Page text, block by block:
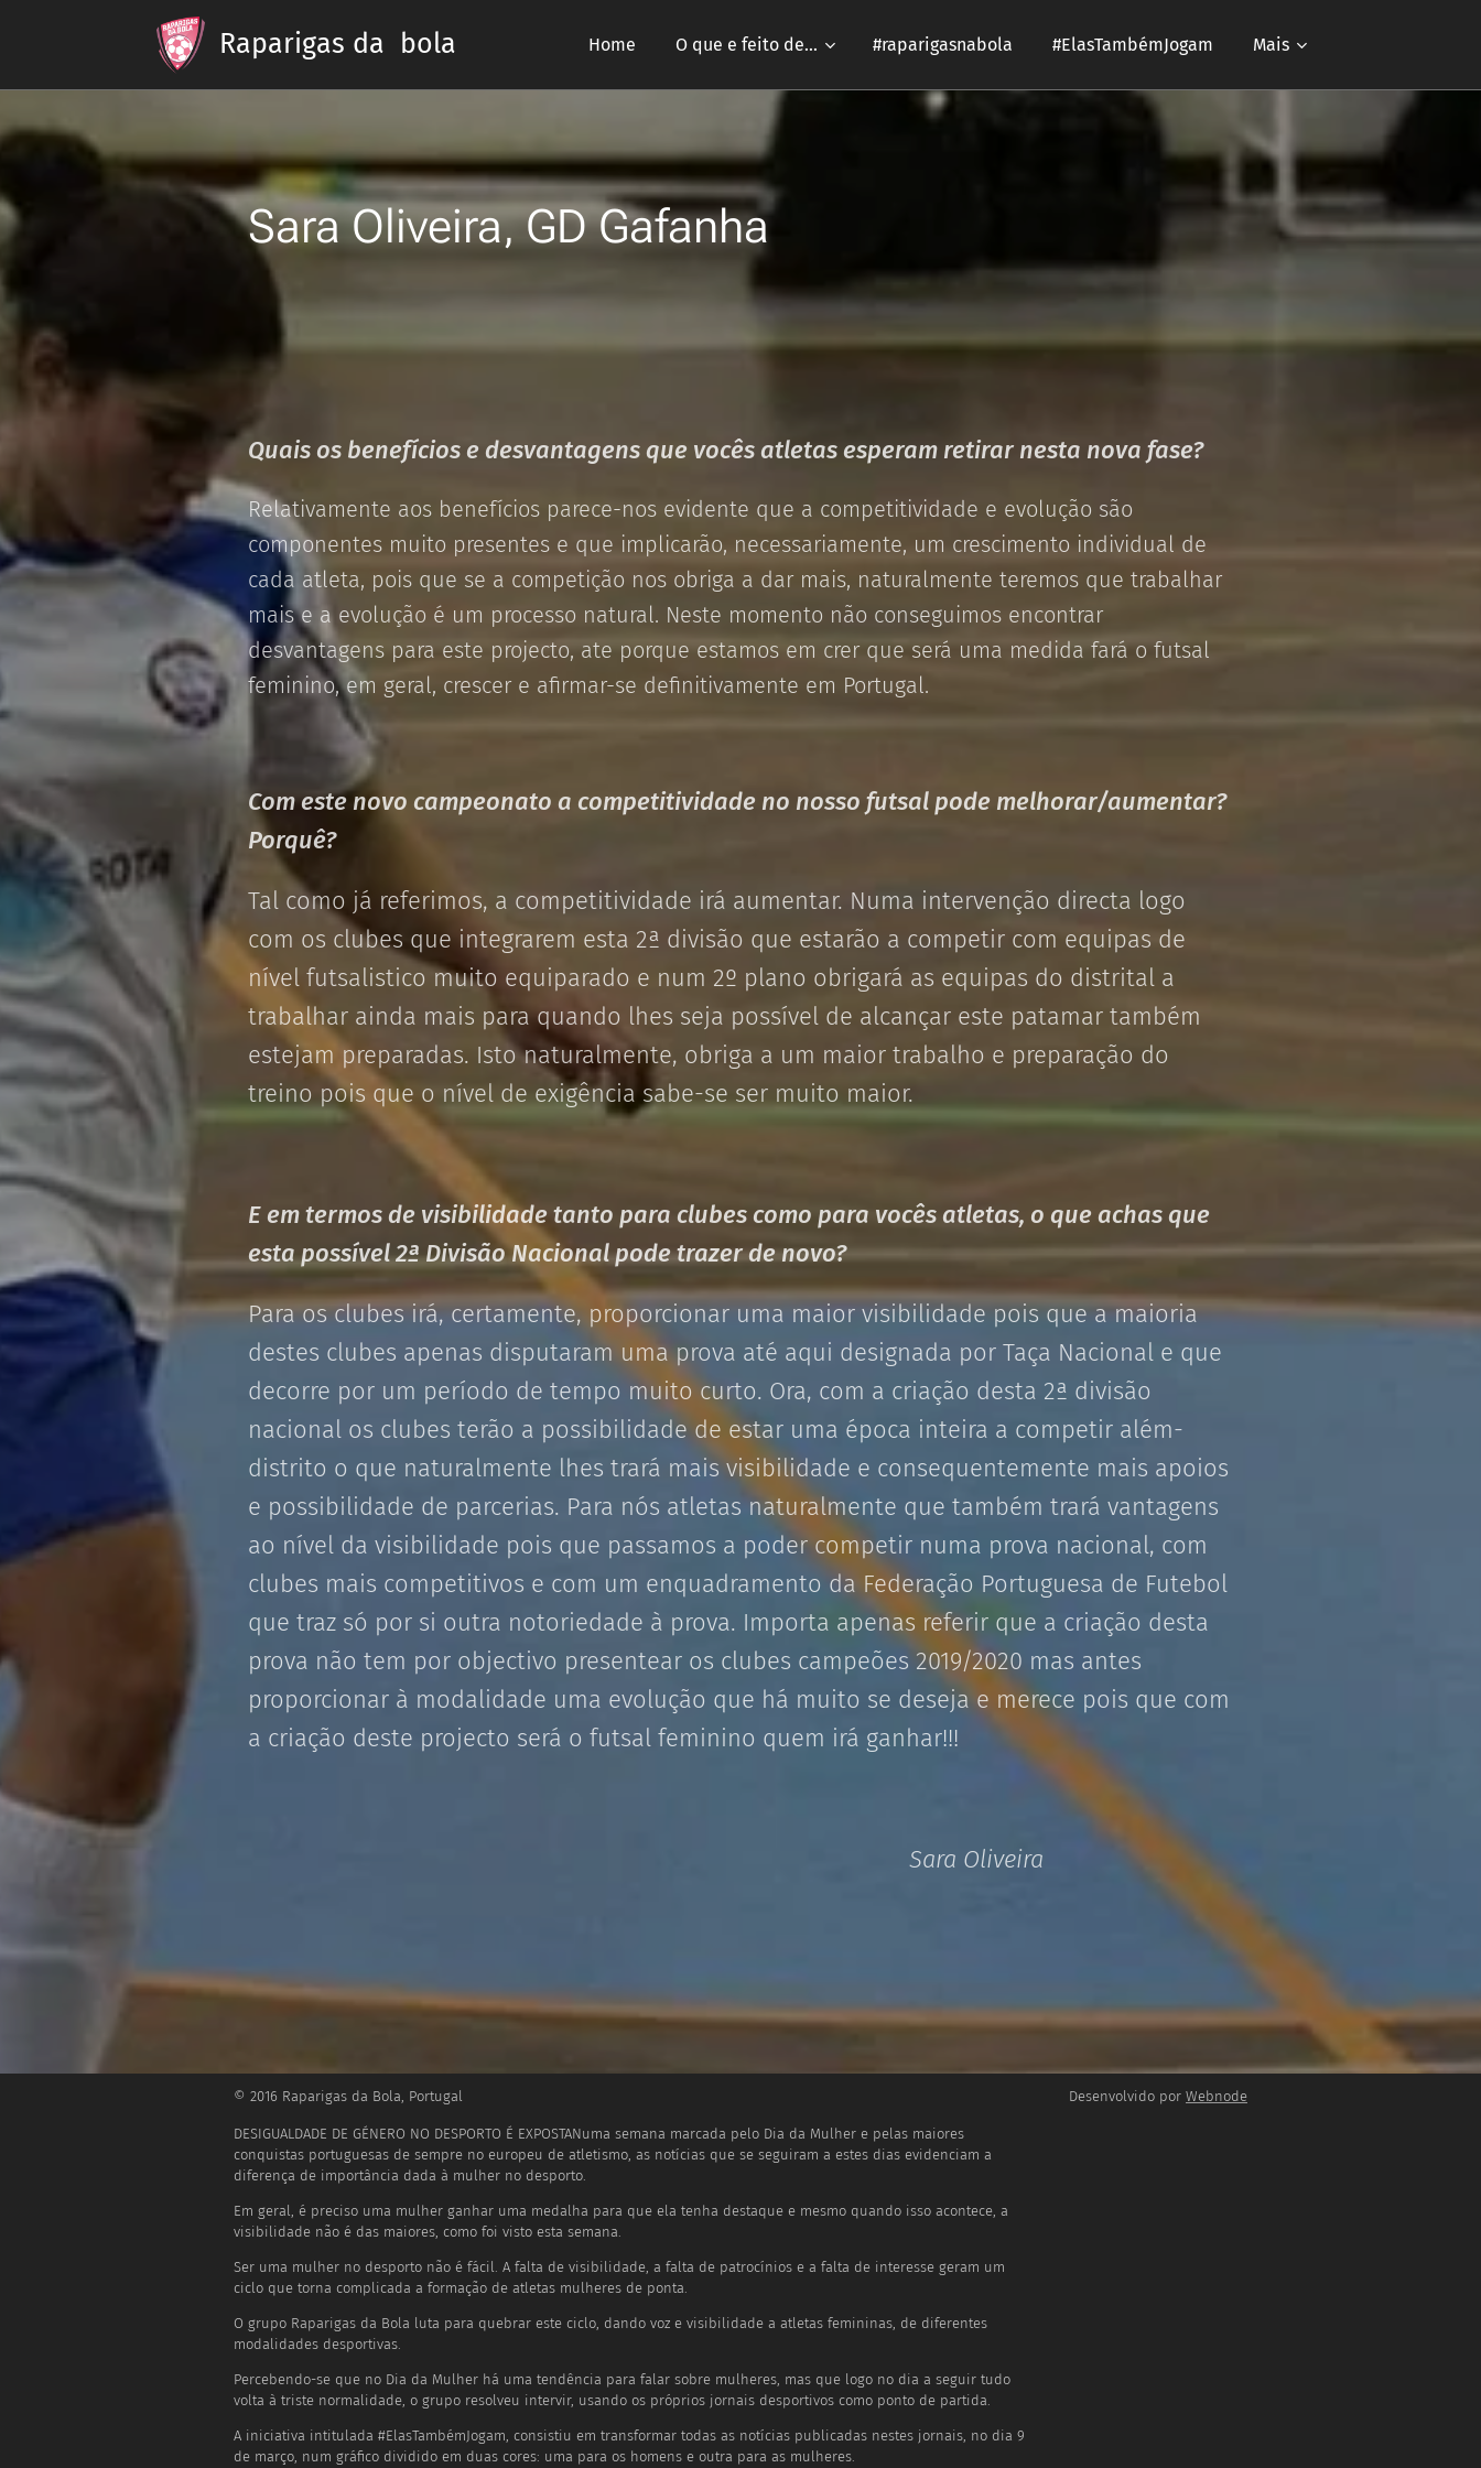
Raparigas da bola Home O que e feito de... #raparigasnabola #ElasTambémJogam Mais
Sara Oliveira, GD Gafanha
Quais os benefícios e desvantagens que vocês atletas esperam retirar nesta nova fase?
Relativamente aos benefícios parece-nos evidente que a competitividade e evolução são
componentes muito presentes e que implicarão, necessariamente, um crescimento individual de
cada atleta, pois que se a competição nos obriga a dar mais, naturalmente teremos que trabalhar
mais e a evolução é um processo natural. Neste momento não conseguimos encontrar
desvantagens para este projecto, ate porque estamos em crer que será uma medida fará o futsal
feminino, em geral, crescer e afirmar-se definitivamente em Portugal.
Com este novo campeonato a competitividade no nosso futsal pode melhorar/aumentar?
Porquê?
Tal como já referimos, a competitividade irá aumentar. Numa intervenção directa logo
com os clubes que integrarem esta 2ª divisão que estarão a competir com equipas de
nível futsalistico muito equiparado e num 2º plano obrigará as equipas do distrital a
trabalhar ainda mais para quando lhes seja possível de alcançar este patamar também
estejam preparadas. Isto naturalmente, obriga a um maior trabalho e preparação do
treino pois que o nível de exigência sabe-se ser muito maior.
E em termos de visibilidade tanto para clubes como para vocês atletas, o que achas que
esta possível 2ª Divisão Nacional pode trazer de novo?
Para os clubes irá, certamente, proporcionar uma maior visibilidade pois que a maioria
destes clubes apenas disputaram uma prova até aqui designada por Taça Nacional e que
decorre por um período de tempo muito curto. Ora, com a criação desta 2ª divisão
nacional os clubes terão a possibilidade de estar uma época inteira a competir além-
distrito o que naturalmente lhes trará mais visibilidade e consequentemente mais apoios
e possibilidade de parcerias. Para nós atletas naturalmente que também trará vantagens
ao nível da visibilidade pois que passamos a poder competir numa prova nacional, com
clubes mais competitivos e com um enquadramento da Federação Portuguesa de Futebol
que traz só por si outra notoriedade à prova. Importa apenas referir que a criação desta
prova não tem por objectivo presentear os clubes campeões 2019/2020 mas antes
proporcionar à modalidade uma evolução que há muito se deseja e merece pois que com
a criação deste projecto será o futsal feminino quem irá ganhar!!!
Sara Oliveira
© 2016 Raparigas da Bola, Portugal
DESIGUALDADE DE GÉNERO NO DESPORTO É EXPOSTANuma semana marcada pelo Dia da Mulher e pelas maiores
conquistas portuguesas de sempre no europeu de atletismo, as notícias que se seguiram a estes dias evidenciam a
diferença de importância dada à mulher no desporto.
Em geral, é preciso uma mulher ganhar uma medalha para que ela tenha destaque e mesmo quando isso acontece, a
visibilidade não é das maiores, como foi visto esta semana.
Ser uma mulher no desporto não é fácil. A falta de visibilidade, a falta de patrocínios e a falta de interesse geram um
ciclo que torna complicada a formação de atletas mulheres de ponta.
O grupo Raparigas da Bola luta para quebrar este ciclo, dando voz e visibilidade a atletas femininas, de diferentes
modalidades desportivas.
Percebendo-se que no Dia da Mulher há uma tendência para falar sobre mulheres, mas que logo no dia a seguir tudo
volta à triste normalidade, o grupo resolveu intervir, usando os próprios jornais desportivos como ponto de partida.
A iniciativa intitulada #ElasTambémJogam, consistiu em transformar todas as notícias publicadas nestes jornais, no dia 9
de março, num gráfico dividido em duas cores: uma para os homens e outra para as mulheres.
Desenvolvido por Webnode